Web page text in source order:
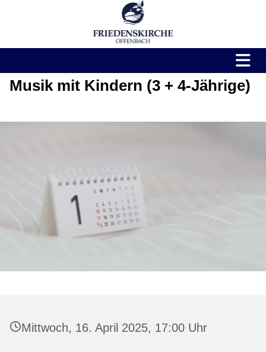
Musik mit Kindern (3 + 4-Jährige)
Mittwoch, 16. April 2025, 17:00 Uhr